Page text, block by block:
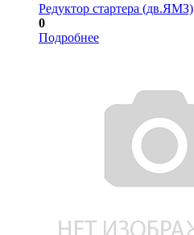
Редуктор стартера (дв.ЯМЗ)
0
Подробнее